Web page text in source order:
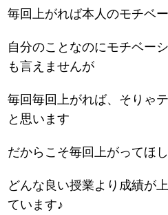
毎回上がれば本人のモチベ
自分のことなのにモチベー
も言えませんが
毎回毎回上がれば、そりゃ
と思います
だからこそ毎回上がってほ
どんな良い授業より成績が
ています♪